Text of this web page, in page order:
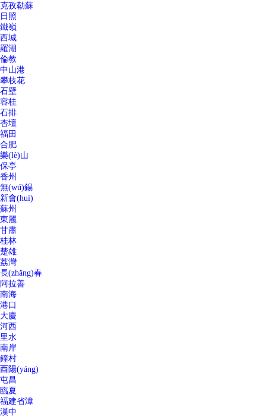
克孜勒蘇
日照
鐵嶺
西城
羅湖
倫教
中山港
攀枝花
石壁
容桂
石排
杏壇
福田
合肥
樂(lè)山
保亭
香州
無(wú)錫
新會(huì)
蘇州
東麗
甘肅
桂林
楚雄
荔灣
長(zhǎng)春
阿拉善
南海
港口
大慶
河西
里水
南岸
鐘村
酉陽(yáng)
屯昌
臨夏
福建省漳
漢中